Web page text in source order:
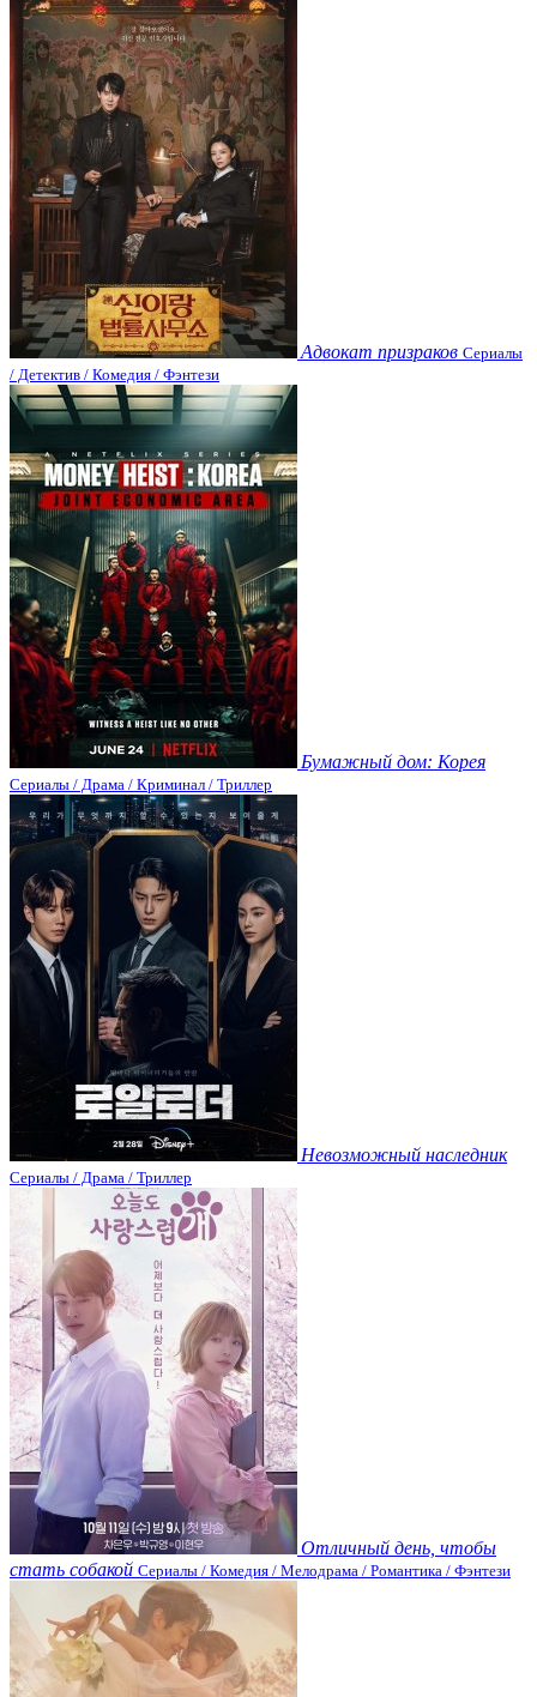
Адвокат призраков Сериалы
/ Детектив / Комедия / Фэнтези
Бумажный дом: Корея
Сериалы / Драма / Криминал / Триллер
Невозможный наследник
Сериалы / Драма / Триллер
Отличный день, чтобы
стать собакой Сериалы / Комедия / Мелодрама / Романтика / Фэнтези